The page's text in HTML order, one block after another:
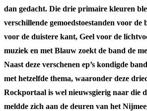
dan gedacht. Die drie primaire kleuren
verschillende gemoedstoestanden voor de
voor de duistere kant, Geel voor de
muziek en met Blauw zoekt de band de
Naast deze verschenen ep’s kondigde
met hetzelfde thema, waaronder deze
Rockportaal is wel nieuwsgierig naar die
meldde zich aan de deuren van het